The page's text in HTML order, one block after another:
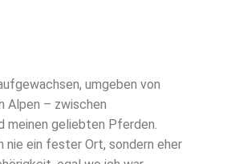
umgeben von
Alpen – zwischen
meinen geliebten Pferden.
nie ein fester Ort, sondern eher